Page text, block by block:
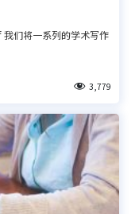
们将一系列的学术写作
3,779